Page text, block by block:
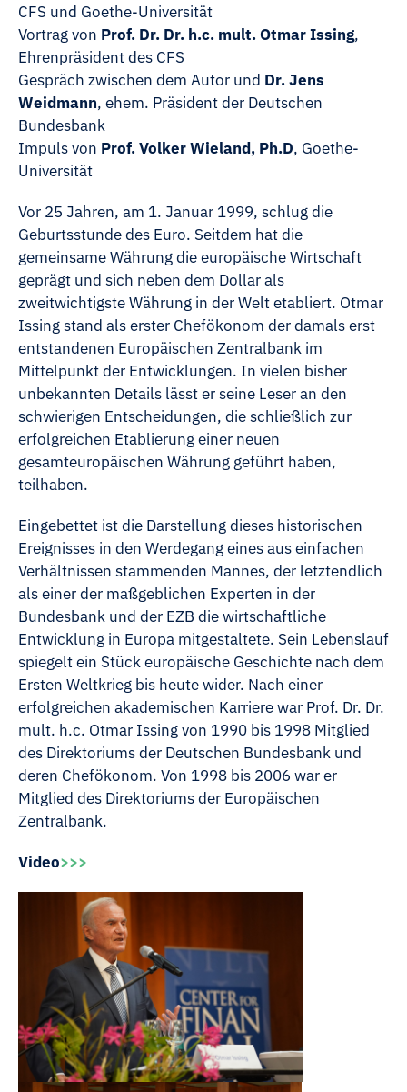
CFS und Goethe-Universität
Vortrag von Prof. Dr. Dr. h.c. mult. Otmar Issing,
Ehrenpräsident des CFS
Gespräch zwischen dem Autor und Dr. Jens
Weidmann, ehem. Präsident der Deutschen
Bundesbank
Impuls von Prof. Volker Wieland, Ph.D, Goethe-
Universität
Vor 25 Jahren, am 1. Januar 1999, schlug die
Geburtsstunde des Euro. Seitdem hat die
gemeinsame Währung die europäische Wirtschaft
geprägt und sich neben dem Dollar als
zweitwichtigste Währung in der Welt etabliert. Otmar
Issing stand als erster Chefökonom der damals erst
entstandenen Europäischen Zentralbank im
Mittelpunkt der Entwicklungen. In vielen bisher
unbekannten Details lässt er seine Leser an den
schwierigen Entscheidungen, die schließlich zur
erfolgreichen Etablierung einer neuen
gesamteuropäischen Währung geführt haben,
teilhaben.
Eingebettet ist die Darstellung dieses historischen
Ereignisses in den Werdegang eines aus einfachen
Verhältnissen stammenden Mannes, der letztendlich
als einer der maßgeblichen Experten in der
Bundesbank und der EZB die wirtschaftliche
Entwicklung in Europa mitgestaltete. Sein Lebenslauf
spiegelt ein Stück europäische Geschichte nach dem
Ersten Weltkrieg bis heute wider. Nach einer
erfolgreichen akademischen Karriere war Prof. Dr. Dr.
mult. h.c. Otmar Issing von 1990 bis 1998 Mitglied
des Direktoriums der Deutschen Bundesbank und
deren Chefökonom. Von 1998 bis 2006 war er
Mitglied des Direktoriums der Europäischen
Zentralbank.
Video>>>